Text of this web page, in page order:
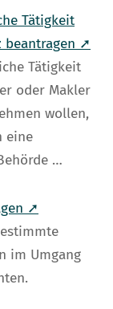
Tätigkeit
beantragen ➚
Tätigkeit
oder Makler
wollen,
eine
…
➚
im Umgang